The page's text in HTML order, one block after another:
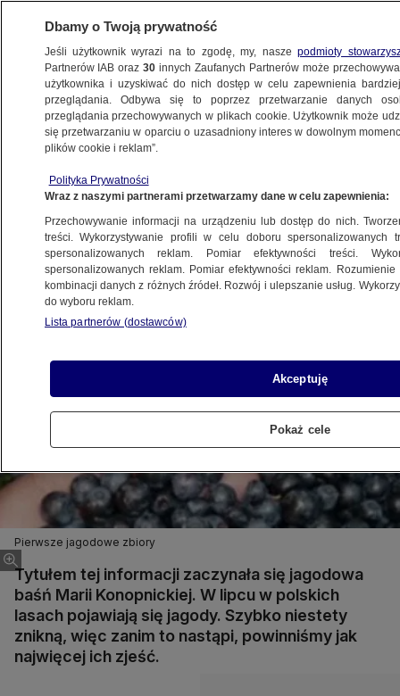
METEO
NAJNOWSZE
zbiory
7.07.2011, 18:10
Udostępnij
Pierwsze jagodowe zbiory
Tytułem tej informacji zaczynała się jagodowa
baśń Marii Konopnickiej. W lipcu w polskich
lasach pojawiają się jagody. Szybko niestety
znikną, więc zanim to nastąpi, powinniśmy jak
najwięcej ich zjeść.
Dbamy o Twoją prywatność
Jeśli użytkownik wyrazi na to zgodę, my, naszepodmioty
Partnerów IAB oraz30 innych Zaufanych Partnerów może
użytkownika i uzyskiwać do nich dostęp w celu zapewnienia
przeglądania. Odbywa się to poprzez przetwarzanie danych
przeglądania przechowywanych w plikach cookie. Użytkownik może
się przetwarzaniu w oparciu o uzasadniony interes w dowolnym
plików cookie i reklam”.
Polityka Prywatności
Wraz z naszymi partnerami przetwarzamy dane w celu zapewnienia:
Przechowywanie informacji na urządzeniu lub dostęp do nich.
treści. Wykorzystywanie profili w celu doboru spersonalizowanych
spersonalizowanych reklam. Pomiar efektywności treści.
spersonalizowanych reklam. Pomiar efektywności reklam.
kombinacji danych z różnych źródeł. Rozwój i ulepszanie usług.
do wyboru reklam.
Lista partnerów (dostawców)
Akceptuję
Pokaż cele